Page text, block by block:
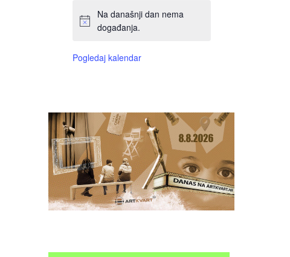
Na današnji dan nema
događanja.
Pogledaj kalendar